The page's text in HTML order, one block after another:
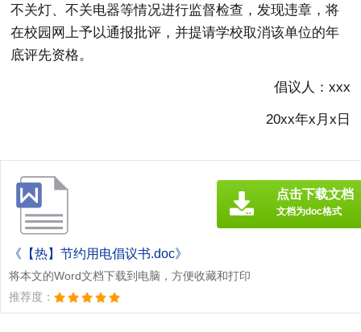
不关灯、不关电器等情况进行监督检查，发现违章，将
在校园网上予以通报批评，并提请学校取消该单位的年
底评先资格。
倡议人：xxx
20xx年x月x日
《【热】节约用电倡议书.doc》
将本文的Word文档下载到电脑，方便收藏和打印
推荐度：
点击下载文档
文档为doc格式